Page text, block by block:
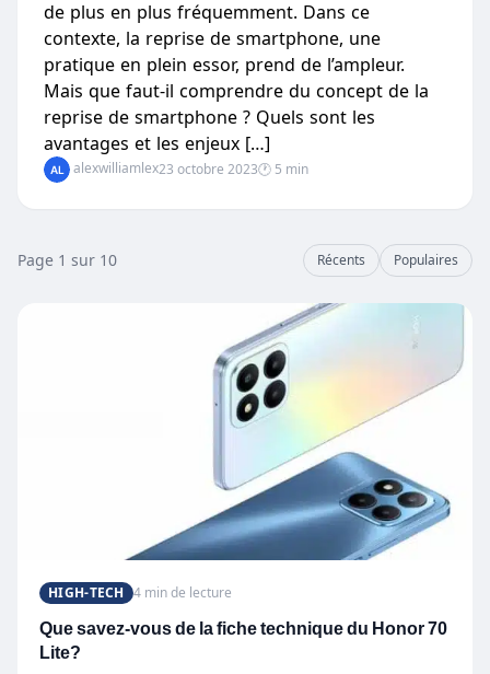
de plus en plus fréquemment. Dans ce
contexte, la reprise de smartphone, une
pratique en plein essor, prend de l’ampleur.
Mais que faut-il comprendre du concept de la
reprise de smartphone ? Quels sont les
avantages et les enjeux […]
alexwilliamlex23 octobre 2023🕐 5 min
Page 1 sur 10 Récents Populaires
HIGH-TECH 4 min de lecture
Que savez-vous de la fiche technique du Honor 70
Lite?